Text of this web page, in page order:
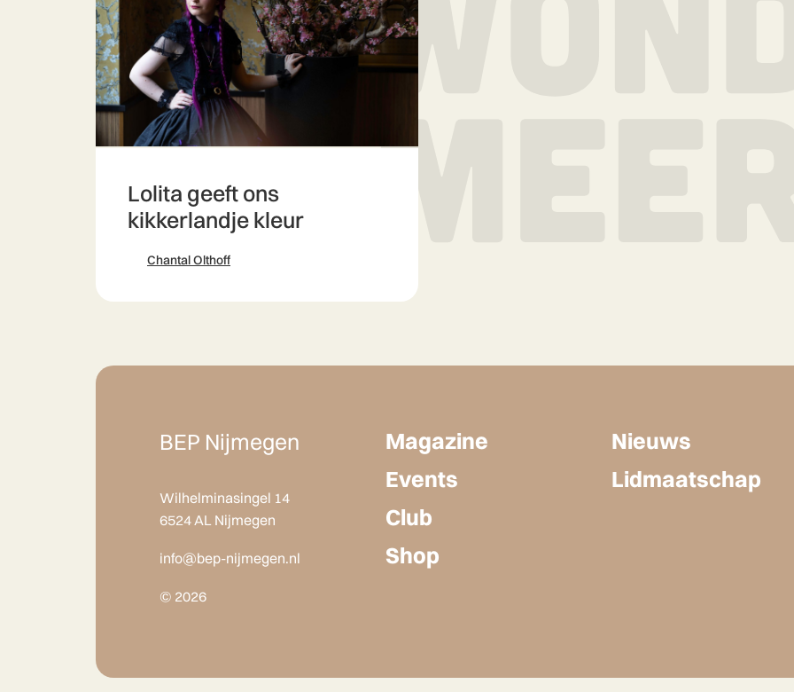
Lolita geeft ons
kikkerlandje kleur
Chantal Olthoff
BEP Nijmegen
Wilhelminasingel 14
6524 AL Nijmegen
info@bep-nijmegen.nl
© 2026
Magazine
Events
Club
Shop
Nieuws
Lidmaatschap